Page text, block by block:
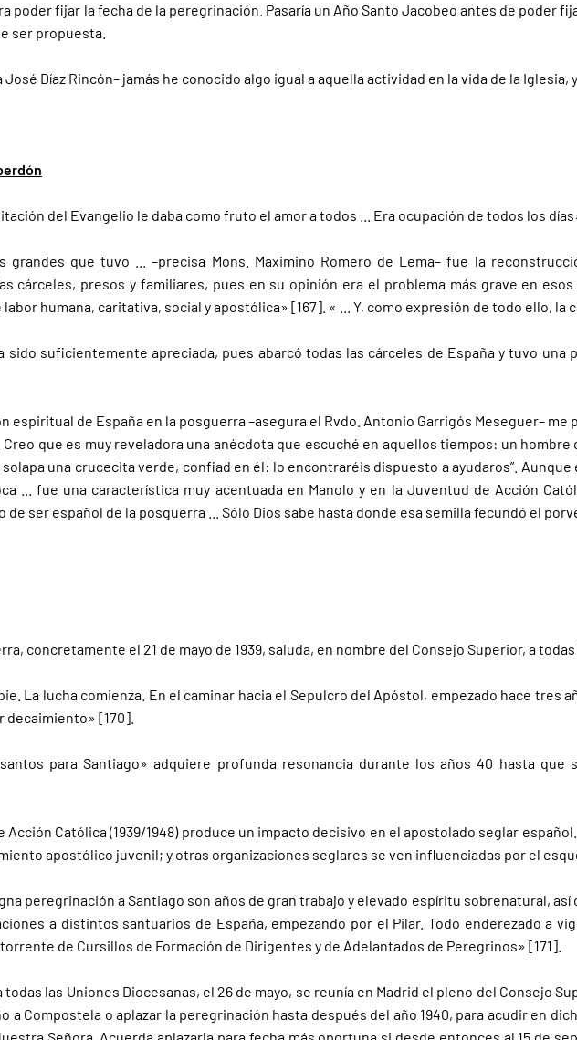
poder fijar la fecha de la peregrinación. Pasaría un Año Santo Jacobeo antes de poder
ser propuesta.
Díaz Rincón– jamás he conocido algo igual a aquella actividad en la vida de la
del Evangelio le daba como fruto el amor a todos ... Era ocupación de todos los
grandes que tuvo ... –precisa Mons. Maximino Romero de Lema– fue la
cárceles, presos y familiares, pues en su opinión era el problema más grave en
humana, caritativa, social y apostólica» [167]. « ... Y, como expresión de todo ello, la
sido suficientemente apreciada, pues abarcó todas las cárceles de España y tuvo
espiritual de España en la posguerra –asegura el Rvdo. Antonio Garrigós Meseguer–
que es muy reveladora una anécdota que escuché en aquellos tiempos: un hombre
una crucecita verde, confiad en él: lo encontraréis dispuesto a ayudaros”.
... fue una característica muy acentuada en Manolo y en la Juventud de Acción
ser español de la posguerra ... Sólo Dios sabe hasta donde esa semilla fecundó el
concretamente el 21 de mayo de 1939, saluda, en nombre del Consejo Superior, a
La lucha comienza. En el caminar hacia el Sepulcro del Apóstol, empezado hace tres
decaimiento» [170].
para Santiago» adquiere profunda resonancia durante los años 40 hasta
Católica (1939/1948) produce un impacto decisivo en el apostolado seglar
apostólico juvenil; y otras organizaciones seglares se ven influenciadas por el
peregrinación a Santiago son años de gran trabajo y elevado espíritu sobrenatural,
a distintos santuarios de España, empezando por el Pilar. Todo enderezado a
de Cursillos de Formación de Dirigentes y de Adelantados de Peregrinos» [171].
las Uniones Diocesanas, el 26 de mayo, se reunía en Madrid el pleno del Consejo
a Compostela o aplazar la peregrinación hasta después del año 1940, para acudir en